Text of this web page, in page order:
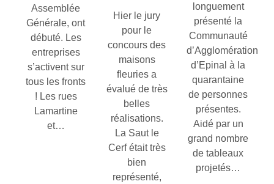
Assemblée
Générale, ont
débuté. Les
entreprises
s’activent sur
tous les fronts
! Les rues
Lamartine
et…
Hier le jury
pour le
concours des
maisons
fleuries a
évalué de très
belles
réalisations.
La Saut le
Cerf était très
bien
représenté,
longuement
présenté la
Communauté
d’Agglomération
d’Epinal à la
quarantaine
de personnes
présentes.
Aidé par un
grand nombre
de tableaux
projetés…